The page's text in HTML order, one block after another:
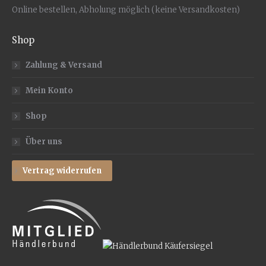
Online bestellen, Abholung möglich (keine Versandkosten)
Shop
Zahlung & Versand
Mein Konto
Shop
Über uns
Vertrag widerrufen